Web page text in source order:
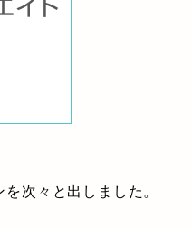
次々と出しました。